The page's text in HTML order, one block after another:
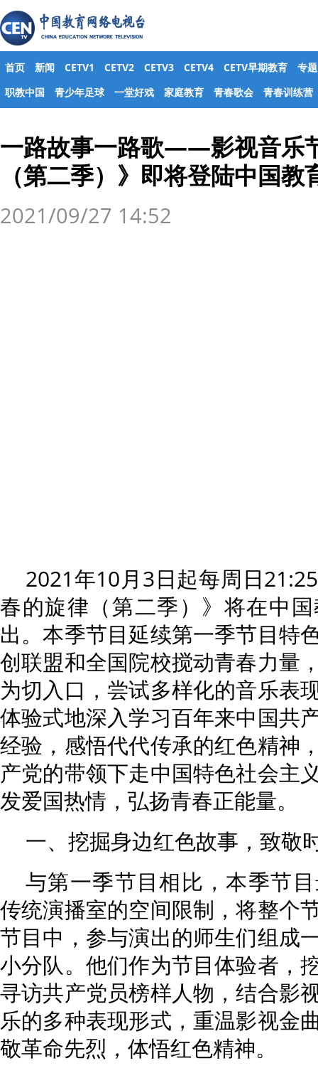
首页 新闻 CETV1 CETV2 CETV3 CETV4 CETV早期教育
专题
职教中国
青少年足球 一堂好戏 家庭教育 青春歌会 青春训练营
一路故事一路歌——影视音乐
（第二季）》即将登陆中国
2021/09/27 14:52
2021年10月3日起每周日
春的旋律（第二季）》将在中
出。本季节目延续第一季节目特
创联盟和全国院校搅动青春力量
为切入口，尝试多样化的音乐表
体验式地深入学习百年来中国共
经验，感悟代代传承的红色精神
产党的带领下走中国特色社会主
发爱国热情，弘扬青春正能量。
一、挖掘身边红色故事，致敬
与第一季节目相比，本季节
传统演播室的空间限制，将整个
节目中，参与演出的师生们组成
小分队。他们作为节目体验者，
寻访共产党员榜样人物，结合影
乐的多种表现形式，重温影视金
敬革命先烈，体悟红色精神。